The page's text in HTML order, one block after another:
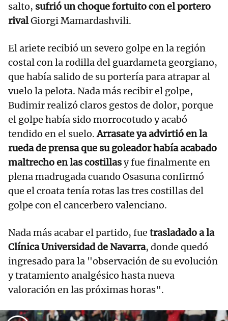
salto, sufrió un choque fortuito con el portero
rivalGiorgi Mamardashvili.
El ariete recibió un severo golpe en la región
costal con la rodilla del guardameta georgiano,
que había salido de su portería para atrapar al
vuelo la pelota. Nada más recibir el golpe,
Budimir realizó claros gestos de dolor, porque
el golpe había sido morrocotudo y acabó
tendido en el suelo.Arrasate ya advirtió en la
rueda de prensa que su goleador había acabado
maltrecho en las costillasy fue finalmente en
plena madrugada cuando Osasuna confirmó
que el croata tenía rotas las tres costillas del
golpe con el cancerbero valenciano.
Nada más acabar el partido, fue trasladado a la
Clínica Universidad de Navarra, donde quedó
ingresado para la "observación de su evolución
y tratamiento analgésico hasta nueva
valoración en las próximas horas".